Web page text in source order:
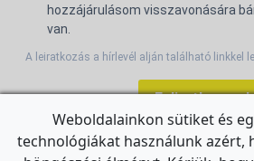
hozzájárulásom visszavonására
van.
A leiratkozás a hírlevél alján található linkkel
Feliratkozom!
Weboldalainkon sütiket és
technológiákat használunk azért,